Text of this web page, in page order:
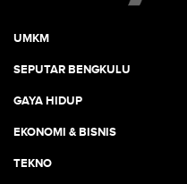
UMKM
SEPUTAR BENGKULU
GAYA HIDUP
EKONOMI & BISNIS
TEKNO